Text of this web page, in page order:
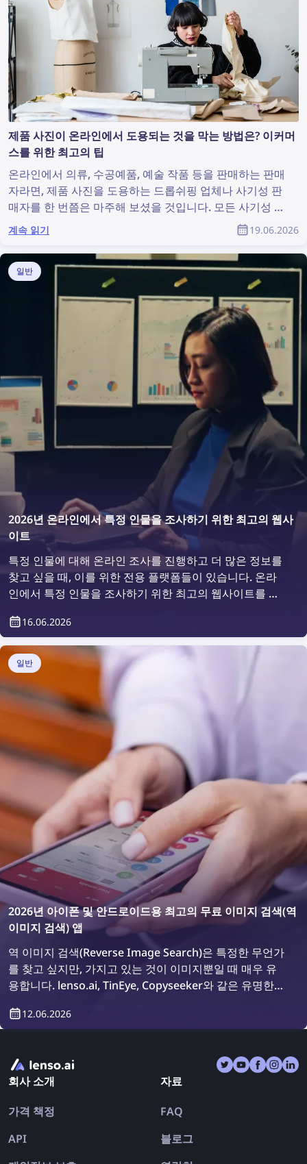
제품 사진이 온라인에서 도용되는 것을 막는 방법은? 이커머
스를 위한 최고의 팁
온라인에서 의류, 수공예품, 예술 작품 등을 판매하는 판매
자라면, 제품 사진을 도용하는 드롭쉬핑 업체나 사기성 판
매자를 한 번쯤은 마주해 보셨을 것입니다. 모든 사기성 판
매자를 찾아내고 해당 사진을 삭제하도록 하는 일은 종종
불가능하게 느껴집니다. 하지만 생각만큼 어려운 문제는
아닙니다. 역이미지 검색 기술을 활용하면 온라인 저작권
침해를 그 어느 때보다 쉽게 찾아내고 예방할 수 있습니다.
이 글에서는 역이미지 검색과 적절한 삭제 요청을 통해 인
터넷에서 도용된 이미지를 몇 가지 간단한 단계로 찾고 삭
계속 읽기 19.06.2026
일반
2026년 온라인에서 특정 인물을 조사하기 위한 최고의 웹사
이트
특정 인물에 대해 온라인 조사를 진행하고 더 많은 정보를
찾고 싶을 때, 이를 위한 전용 플랫폼들이 있습니다. 온라
인에서 특정 인물을 조사하기 위한 최고의 웹사이트를 살
16.06.2026
일반
2026년 아이폰 및 안드로이드용 최고의 무료 이미지 검색(역
이미지 검색) 앱
역 이미지 검색(Reverse Image Search)은 특정한 무언가
를 찾고 싶지만, 가지고 있는 것이 이미지뿐일 때 매우 유
용합니다. lenso.ai, TinEye, Copyseeker와 같은 유명한
사용할 수 있는 편리한 앱들도 많이 있습니다. 2026년에
12.06.2026
회사 소개
가격 책정
API
자료
FAQ
블로그